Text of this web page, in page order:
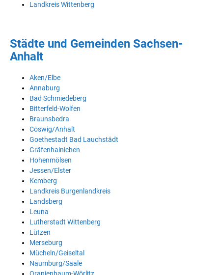
Landkreis Wittenberg
Städte und Gemeinden Sachsen-
Anhalt
Aken/Elbe
Annaburg
Bad Schmiedeberg
Bitterfeld-Wolfen
Braunsbedra
Coswig/Anhalt
Goethestadt Bad Lauchstädt
Gräfenhainichen
Hohenmölsen
Jessen/Elster
Kemberg
Landkreis Burgenlandkreis
Landsberg
Leuna
Lutherstadt Wittenberg
Lützen
Merseburg
Mücheln/Geiseltal
Naumburg/Saale